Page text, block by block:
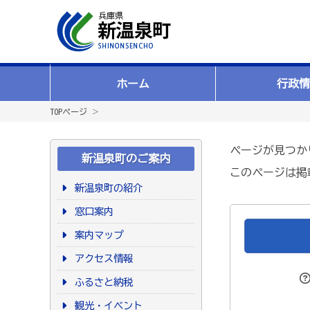
ホーム 行政
TOPページ ＞
新温泉町のご案内
新温泉町の紹介
窓口案内
案内マップ
アクセス情報
ふるさと納税
観光・イベント
ページが見つ
このページは